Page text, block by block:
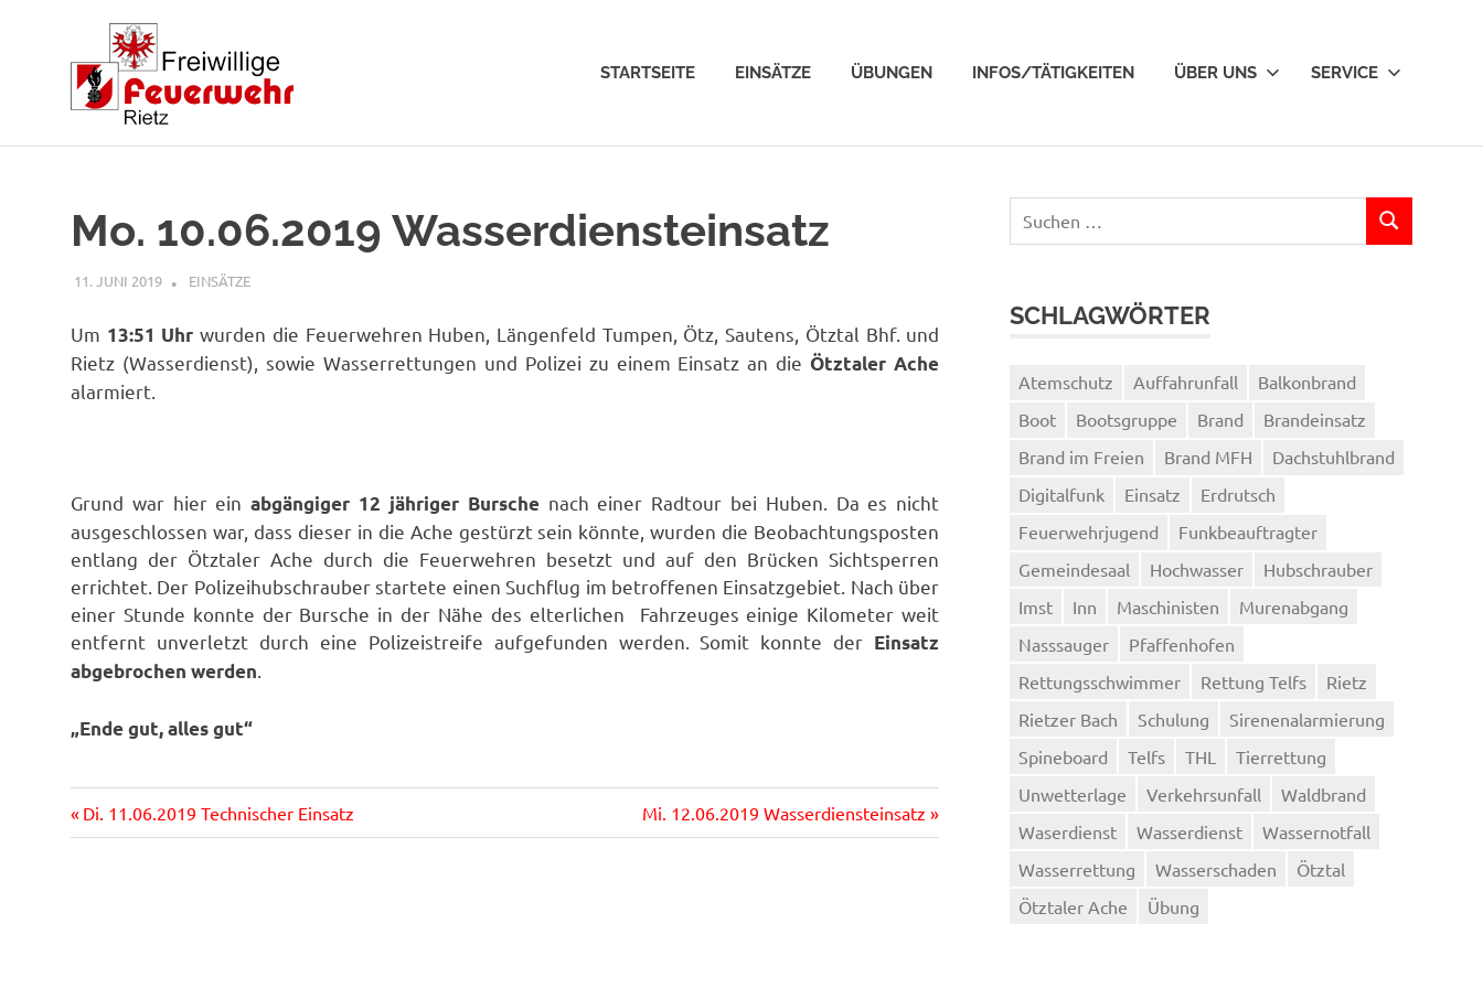
STARTSEITE EINSÄTZE ÜBUNGEN INFOS/TÄTIGKEITEN ÜBER UNS SERVICE
Mo. 10.06.2019 Wasserdiensteinsatz
11. JUNI 2019 RAINER SCHUCHTER
EINSÄTZE
Um 13:51 Uhr wurden die Feuerwehren Huben, Längenfeld Tumpen, Ötz, Sautens, Ötztal Bhf. und
Rietz (Wasserdienst), sowie Wasserrettungen und Polizei zu einem Einsatz an die Ötztaler Ache
alarmiert.
Grund war hier einabgängiger 12 jähriger Burschenach einer Radtour bei Huben. Da es nicht
ausgeschlossen war, dass dieser in die Ache gestürzt sein könnte, wurden die Beobachtungsposten
entlang der Ötztaler Ache durch die Feuerwehren besetzt und auf den Brücken Sichtsperren
errichtet. Der Polizeihubschrauber startete einen Suchflug im betroffenen Einsatzgebiet. Nach über
einer Stunde konnte der Bursche in der Nähe des elterlichen Fahrzeuges einige Kilometer weit
entfernt unverletzt durch eine Polizeistreife aufgefunden werden. Somit konnte der Einsatz
abgebrochen werden.
„Ende gut, alles gut“
Beitragsnavigation
Vorheriger
Beitrag:
Di. 11.06.2019 Technischer Einsatz
Nächster
Beitrag:
Mi. 12.06.2019 Wasserdiensteinsatz
nach:
SUCHEN
SCHLAGWÖRTER
Atemschutz Auffahrunfall
Balkonbrand
Boot
Bootsgruppe Brand
Brandeinsatz
Brand im Freien
Brand MFH
Dachstuhlbrand
Digitalfunk
Einsatz
Erdrutsch
Feuerwehrjugend
Funkbeauftragter
Gemeindesaal
Hochwasser
Hubschrauber
Imst
Inn Maschinisten
Murenabgang
Nasssauger
Pfaffenhofen
Rettungsschwimmer
Rettung Telfs
Rietz
Rietzer Bach
Schulung
Sirenenalarmierung
Spineboard
Telfs THL
Tierrettung
Unwetterlage
Verkehrsunfall
Waldbrand
Waserdienst
Wasserdienst
Wassernotfall
Wasserrettung
Wasserschaden
Ötztal
Ötztaler Ache
Übung